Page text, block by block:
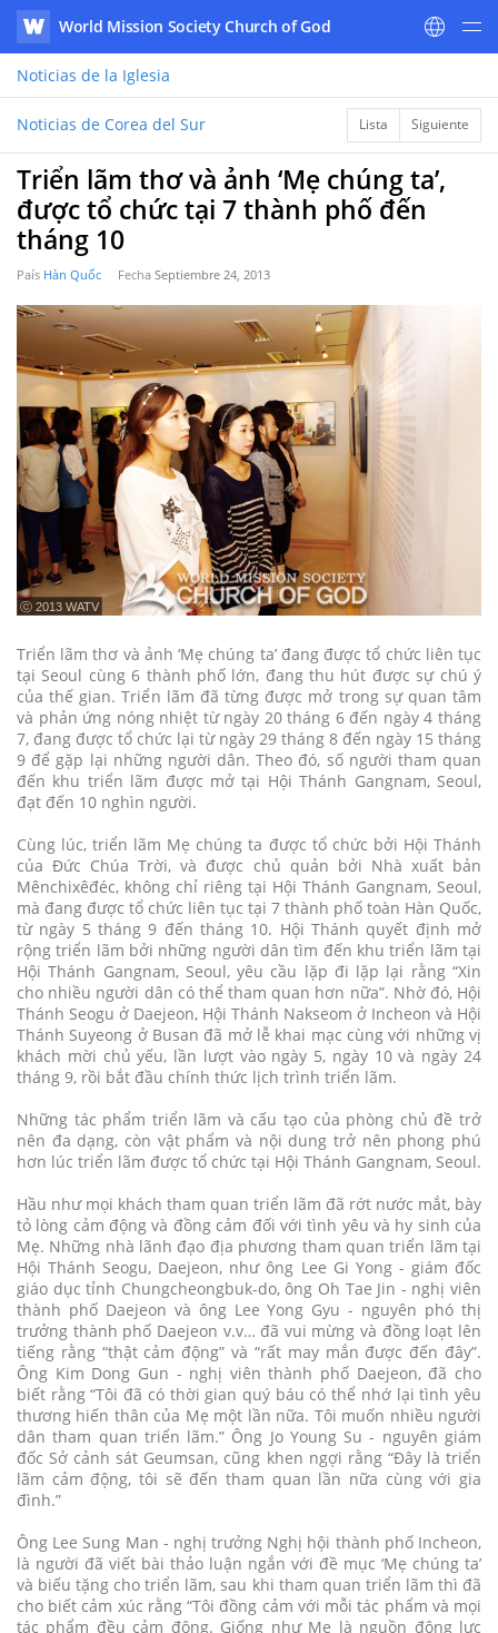
WATV
World Mission Society Church of God
Noticias de la Iglesia
Noticias de Corea del Sur Lista Siguiente
Triển lãm thơ và ảnh ‘Mẹ chúng ta’,
được tổ chức tại 7 thành phố đến
tháng 10
País Hàn Quốc Fecha Septiembre 24, 2013
ⓒ 2013 WATV
Triển lãm thơ và ảnh ‘Mẹ chúng ta’ đang được tổ chức liên tục
tại Seoul cùng 6 thành phố lớn, đang thu hút được sự chú ý
của thế gian. Triển lãm đã từng được mở trong sự quan tâm
và phản ứng nóng nhiệt từ ngày 20 tháng 6 đến ngày 4 tháng
7, đang được tổ chức lại từ ngày 29 tháng 8 đến ngày 15 tháng
9 để gặp lại những người dân. Theo đó, số người tham quan
đến khu triển lãm được mở tại Hội Thánh Gangnam, Seoul,
đạt đến 10 nghìn người.
Cùng lúc, triển lãm Mẹ chúng ta được tổ chức bởi Hội Thánh
của Đức Chúa Trời, và được chủ quản bởi Nhà xuất bản
Mênchixêđéc, không chỉ riêng tại Hội Thánh Gangnam, Seoul,
mà đang được tổ chức liên tục tại 7 thành phố toàn Hàn Quốc,
từ ngày 5 tháng 9 đến tháng 10. Hội Thánh quyết định mở
rộng triển lãm bởi những người dân tìm đến khu triển lãm tại
Hội Thánh Gangnam, Seoul, yêu cầu lặp đi lặp lại rằng “Xin
cho nhiều người dân có thể tham quan hơn nữa”. Nhờ đó, Hội
Thánh Seogu ở Daejeon, Hội Thánh Nakseom ở Incheon và Hội
Thánh Suyeong ở Busan đã mở lễ khai mạc cùng với những vị
khách mời chủ yếu, lần lượt vào ngày 5, ngày 10 và ngày 24
tháng 9, rồi bắt đầu chính thức lịch trình triển lãm.
Những tác phẩm triển lãm và cấu tạo của phòng chủ đề trở
nên đa dạng, còn vật phẩm và nội dung trở nên phong phú
hơn lúc triển lãm được tổ chức tại Hội Thánh Gangnam, Seoul.
Hầu như mọi khách tham quan triển lãm đã rớt nước mắt, bày
tỏ lòng cảm động và đồng cảm đối với tình yêu và hy sinh của
Mẹ. Những nhà lãnh đạo địa phương tham quan triển lãm tại
Hội Thánh Seogu, Daejeon, như ông Lee Gi Yong - giám đốc
giáo dục tỉnh Chungcheongbuk-do, ông Oh Tae Jin - nghị viên
thành phố Daejeon và ông Lee Yong Gyu - nguyên phó thị
trưởng thành phố Daejeon v.v… đã vui mừng và đồng loạt lên
tiếng rằng “thật cảm động” và “rất may mắn được đến đây”.
Ông Kim Dong Gun - nghị viên thành phố Daejeon, đã cho
biết rằng “Tôi đã có thời gian quý báu có thể nhớ lại tình yêu
thương hiến thân của Mẹ một lần nữa. Tôi muốn nhiều người
dân tham quan triển lãm.” Ông Jo Young Su - nguyên giám
đốc Sở cảnh sát Geumsan, cũng khen ngợi rằng “Đây là triển
lãm cảm động, tôi sẽ đến tham quan lần nữa cùng với gia
đình.”
Ông Lee Sung Man - nghị trưởng Nghị hội thành phố Incheon,
là người đã viết bài thảo luận ngắn với đề mục ‘Mẹ chúng ta’
và biếu tặng cho triển lãm, sau khi tham quan triển lãm thì đã
cho biết cảm xúc rằng “Tôi đồng cảm với mỗi tác phẩm và mọi
tác phẩm đều cảm động. Giống như Mẹ là nguồn động lực